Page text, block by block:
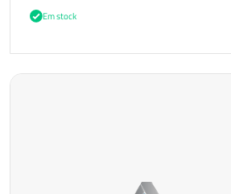
Em stock